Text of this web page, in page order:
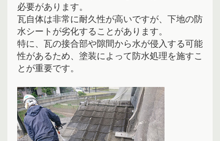
必要があります。
瓦自体は非常に耐久性が高いですが、下地の防
水シートが劣化することがあります。
特に、瓦の接合部や隙間から水が侵入する可能
性があるため、塗装によって防水処理を施すこ
とが重要です。